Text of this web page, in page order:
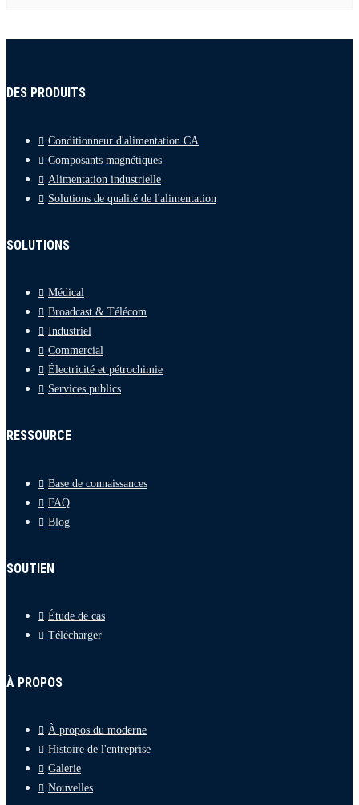
DES PRODUITS
Conditionneur d'alimentation CA
Composants magnétiques
Alimentation industrielle
Solutions de qualité de l'alimentation
SOLUTIONS
Médical
Broadcast & Télécom
Industriel
Commercial
Électricité et pétrochimie
Services publics
RESSOURCE
Base de connaissances
FAQ
Blog
SOUTIEN
Étude de cas
Télécharger
À PROPOS
À propos du moderne
Histoire de l'entreprise
Galerie
Nouvelles